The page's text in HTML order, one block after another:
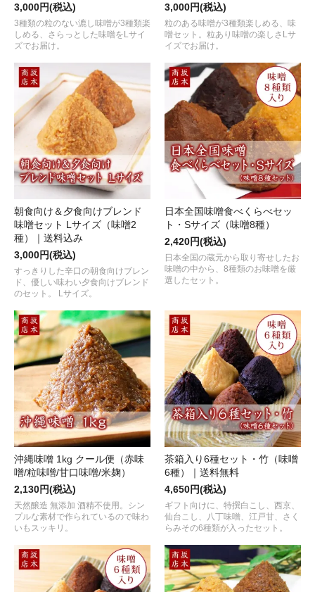
3,000円(税込)
3種類の粒のない漉し味噌が3種類楽
しめる、さらっとした味噌をLサイ
ズでお届け。
3,000円(税込)
粒のある味噌が3種類楽しめる、味
噌セット。粒あり味噌の楽しさLサ
イズでお届け。
朝食向け＆夕食向けブレンド
味噌セット Lサイズ（味噌2
種）｜送料込み
3,000円(税込)
すっきりした辛口の朝食向けブレン
ド、優しい味わい夕食向けブレンド
のセット。 Lサイズ。
日本全国味噌食べくらべセッ
ト・Sサイズ（味噌8種）
2,420円(税込)
日本全国の蔵元から取り寄せしたお
味噌の中から、8種類のお味噌を厳
選したセット。
沖縄味噌 1kg クール便（赤味
噌/粒味噌/甘口味噌/米麹）
2,130円(税込)
天然醸造 無添加 酒精不使用。シン
プルな素材で作られているので味わ
いもスッキリ。
茶箱入り6種セット・竹（味噌
6種）｜送料無料
4,650円(税込)
ギフト向けに、特撰白こし、西京、
仙台こし、八丁味噌、江戸甘、さく
らみその6種類が入ったセット。